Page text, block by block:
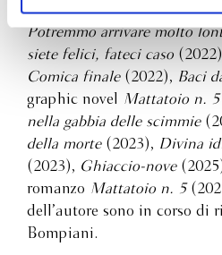
ogni momentoRevoca
raccolta di lettereTieniti
Potremmo arrivare molto
siete felici, fateci caso
Comica finale(2022), Baci
graphic novel Mattatoio n. 5
nella gabbia delle scimmie
della morte(2023), Divina
(2023), Ghiaccio-nove
romanzo Mattatoio n. 5
dell’autore sono in corso di
Bompiani.